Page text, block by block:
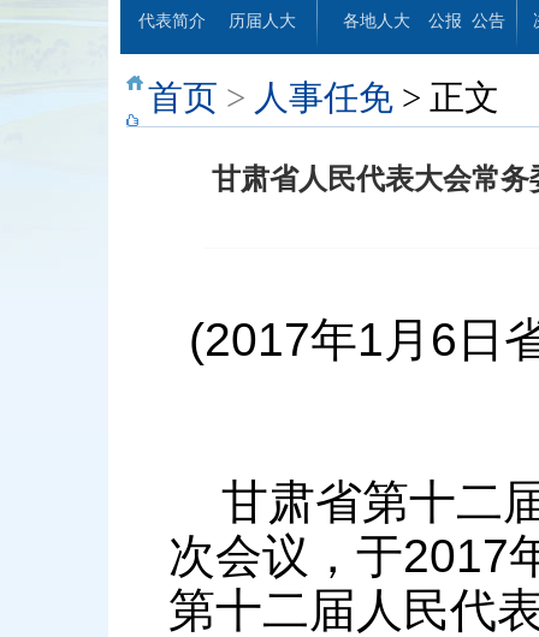
代表简介
历届人大
各地人大
公报 公告
首页 > 人事任免 > 正文
甘肃省人民代表大会常
(2017年1月6日
甘肃省第十二
次会议，于2017
第十二届人民代